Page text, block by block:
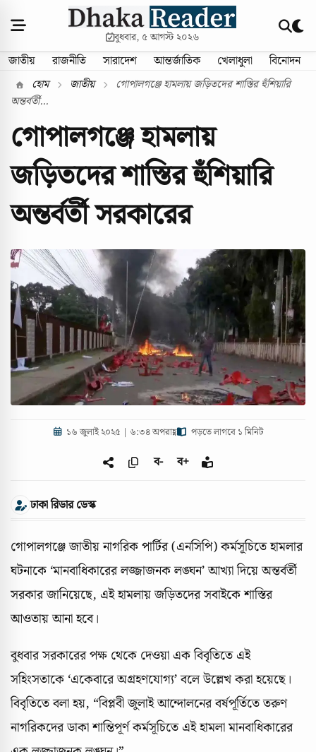
বুধবার, ৫ আগস্ট ২০২৬
জাতীয় রাজনীতি সারাদেশ আন্তর্জাতিক খেলাধুলা বিনোদন
হোম জাতীয়
গোপালগঞ্জে হামলায় জড়িতদের শাস্তির হুঁশিয়ারি
অন্তর্বর্তী...
গোপালগঞ্জে হামলায়
জড়িতদের শাস্তির হুঁশিয়ারি
অন্তর্বর্তী সরকারের
১৬ জুলাই ২০২৫ | ৬:৩৪ অপরাহ্ণ পড়তে লাগবে ১ মিনিট
ব- ব+
ঢাকা রিডার ডেস্ক
গোপালগঞ্জে জাতীয় নাগরিক পার্টির (এনসিপি) কর্মসূচিতে হামলার
ঘটনাকে ‘মানবাধিকারের লজ্জাজনক লঙ্ঘন’ আখ্যা দিয়ে অন্তর্বর্তী
সরকার জানিয়েছে, এই হামলায় জড়িতদের সবাইকে শাস্তির
আওতায় আনা হবে।
বুধবার সরকারের পক্ষ থেকে দেওয়া এক বিবৃতিতে এই
সহিংসতাকে ‘একেবারে অগ্রহণযোগ্য’ বলে উল্লেখ করা হয়েছে।
বিবৃতিতে বলা হয়, “বিপ্লবী জুলাই আন্দোলনের বর্ষপূর্তিতে তরুণ
নাগরিকদের ডাকা শান্তিপূর্ণ কর্মসূচিতে এই হামলা মানবাধিকারের